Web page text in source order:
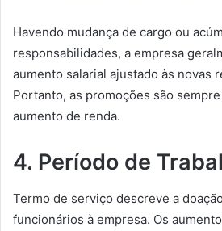
Havendo mudança de cargo ou
responsabilidades, a empresa
aumento salarial ajustado às novas
Portanto, as promoções são
aumento de renda.
4. Período de
Termo de serviço descreve a
funcionários à empresa. Os